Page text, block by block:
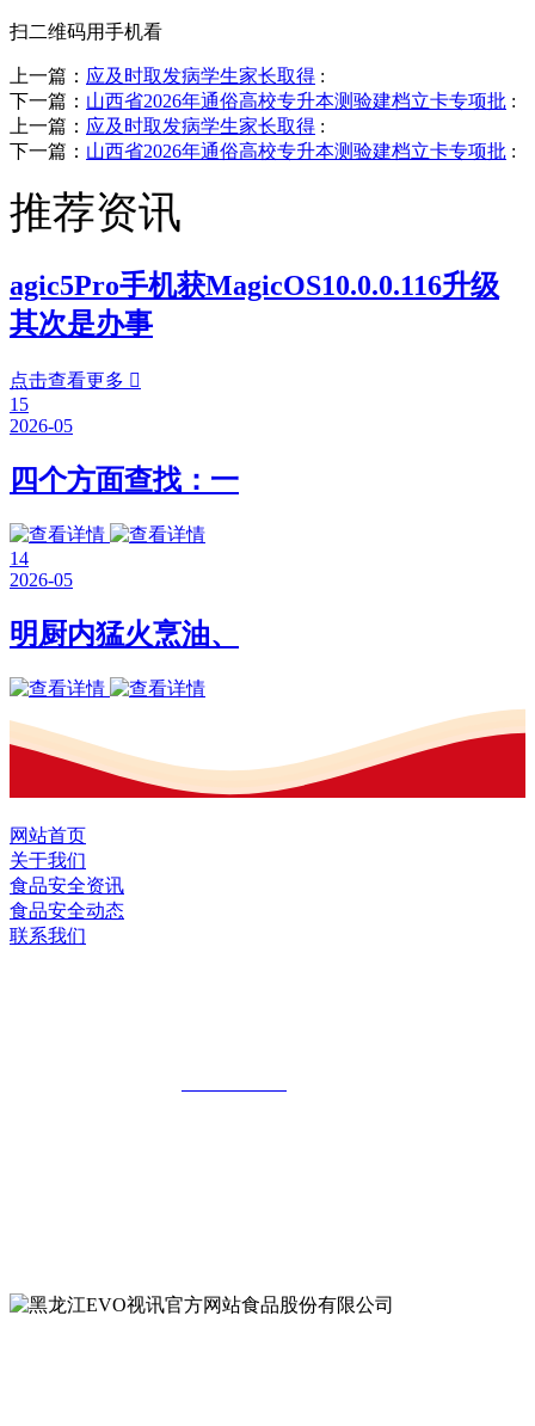
扫二维码用手机看
上一篇： 应及时取发病学生家长取得 :
下一篇： 山西省2026年通俗高校专升本测验建档立卡专项批 :
上一篇： 应及时取发病学生家长取得 :
下一篇： 山西省2026年通俗高校专升本测验建档立卡专项批 :
推荐资讯
agic5Pro手机获MagicOS10.0.0.116升级
其次是办事
点击查看更多 
15
2026-05
四个方面查找：一
14
2026-05
明厨内猛火烹油、
网站首页
关于我们
食品安全资讯
食品安全动态
联系我们